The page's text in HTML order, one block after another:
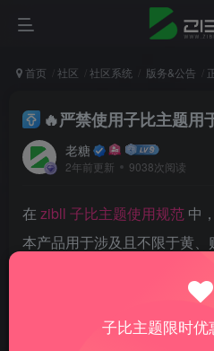
首页 社区 社区系统 版务&公告
🔥严禁使用子比主题用
老糖
2年前更新 9038次阅读
在 zibll 子比主题使用规范 中
本产品用于涉及且不限于黄
法行为。我们于24年9月初收
调查了一些违法内容网站的
子比主题限时优